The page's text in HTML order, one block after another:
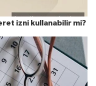
izni kullanabilir mi?